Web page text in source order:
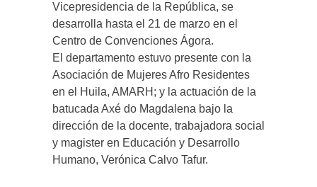
Vicepresidencia de la República, se
desarrolla hasta el 21 de marzo en el
Centro de Convenciones Ágora.
El departamento estuvo presente con la
Asociación de Mujeres Afro Residentes
en el Huila, AMARH; y la actuación de la
batucada Axé do Magdalena bajo la
dirección de la docente, trabajadora social
y magister en Educación y Desarrollo
Humano, Verónica Calvo Tafur.